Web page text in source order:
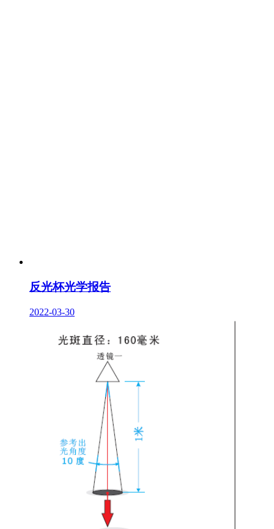
反光杯光学报告
2022-03-30